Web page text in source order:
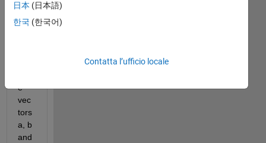
e
vec
tors
a, b
and
日本 (日本語)
한국 (한국어)
Contatta l’ufficio locale